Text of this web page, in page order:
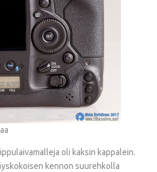
oli kaksin kappalein.
kennon suurehkolla